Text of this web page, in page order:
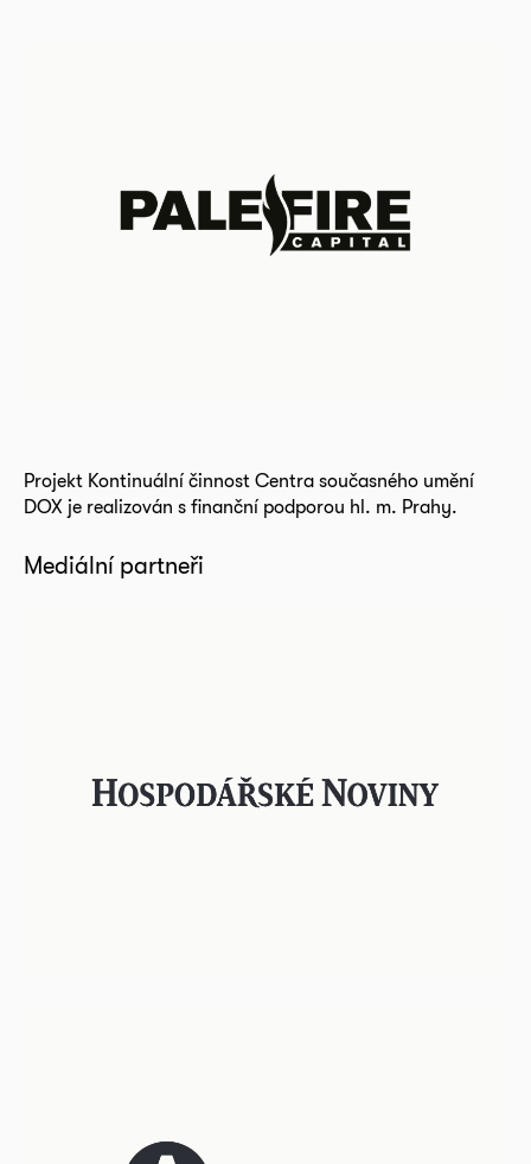
Projekt Kontinuální činnost Centra současného umění
DOX je realizován s finanční podporou hl. m. Prahy.
Mediální partneři